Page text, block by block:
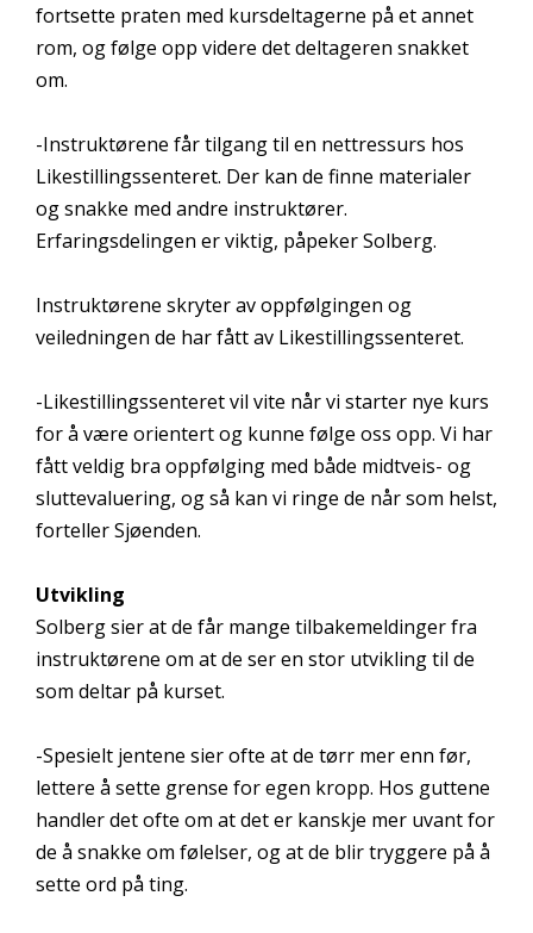
fortsette praten med kursdeltagerne på et annet
rom, og følge opp videre det deltageren snakket
om.
-Instruktørene får tilgang til en nettressurs hos
Likestillingssenteret. Der kan de finne materialer
og snakke med andre instruktører.
Erfaringsdelingen er viktig, påpeker Solberg.
Instruktørene skryter av oppfølgingen og
veiledningen de har fått av Likestillingssenteret.
-Likestillingssenteret vil vite når vi starter nye kurs
for å være orientert og kunne følge oss opp. Vi har
fått veldig bra oppfølging med både midtveis- og
sluttevaluering, og så kan vi ringe de når som helst,
forteller Sjøenden.
Utvikling
Solberg sier at de får mange tilbakemeldinger fra
instruktørene om at de ser en stor utvikling til de
som deltar på kurset.
-Spesielt jentene sier ofte at de tørr mer enn før,
lettere å sette grense for egen kropp. Hos guttene
handler det ofte om at det er kanskje mer uvant for
de å snakke om følelser, og at de blir tryggere på å
sette ord på ting.